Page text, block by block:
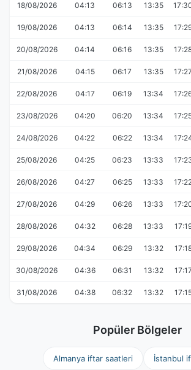
18/08/2026 04:13 06:13 13:35
19/08/2026 04:13 06:14 13:35
20/08/2026 04:14 06:16 13:35
21/08/2026 04:15 06:17 13:35 17:27
22/08/2026 04:17 06:19 13:34
23/08/2026 04:20 06:20 13:34
24/08/2026 04:22 06:22 13:34
25/08/2026 04:25 06:23 13:33
26/08/2026 04:27 06:25 13:33
27/08/2026 04:29 06:26 13:33
28/08/2026 04:32 06:28 13:33
29/08/2026 04:34 06:29 13:32
30/08/2026 04:36 06:31 13:32 17:17
31/08/2026 04:38 06:32 13:32
Popüler Bölgeler
Almanya iftar saatleri İstanbul